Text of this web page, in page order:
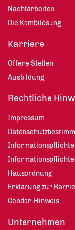
Nachtarbeiten
Die Kombilösung
Karriere
Offene Stellen
Ausbildung
Rechtliche
Impressum
Hausordnung
Erklärung zur
Gender-Hinweis
Unternehmen